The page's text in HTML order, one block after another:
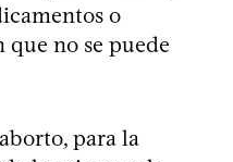
o
que no se puede
para la